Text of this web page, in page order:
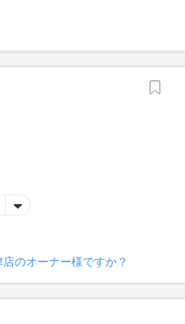
のオーナー様ですか？